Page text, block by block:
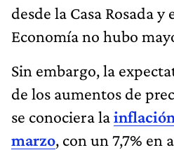
desde la Casa Rosada
Economía no hubo
Sin embargo, la
de los aumentos de
se conociera la
marzo, con un 7,7% en